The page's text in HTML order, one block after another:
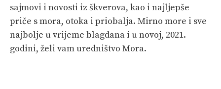
sajmovi i novosti iz škverova, kao i najljepše
priče s mora, otoka i priobalja. Mirno more i sve
najbolje u vrijeme blagdana i u novoj, 2021.
godini, želi vam uredništvo Mora.